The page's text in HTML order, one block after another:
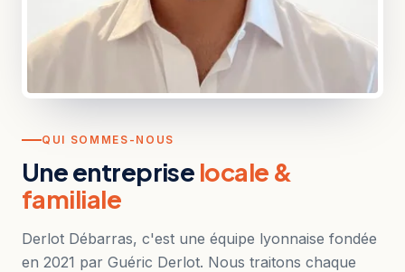
QUI SOMMES-NOUS
Une entreprise locale &
familiale
Derlot Débarras, c'est une équipe lyonnaise fondée
en 2021 par Guéric Derlot. Nous traitons chaque